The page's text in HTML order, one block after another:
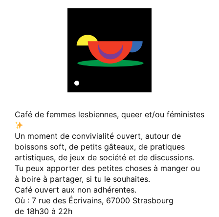
Café de femmes lesbiennes, queer et/ou féministes
Un moment de convivialité ouvert, autour de
boissons soft, de petits gâteaux, de pratiques
artistiques, de jeux de société et de discussions.
Tu peux apporter des petites choses à manger ou
à boire à partager, si tu le souhaites.
Café ouvert aux non adhérentes.
Où : 7 rue des Écrivains, 67000 Strasbourg
de 18h30 à 22h